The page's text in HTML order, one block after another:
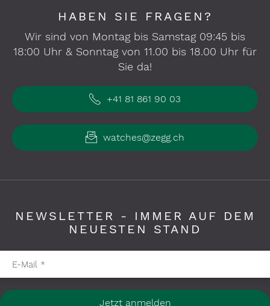
HABEN SIE FRAGEN?
Wir sind von Montag bis Samstag 09:45 bis
18:00 Uhr & Sonntag von 11.00 bis 18.00 Uhr für
Sie da!
+41 81 861 90 03
watches@zegg.ch
NEWSLETTER - IMMER AUF DEM
NEUESTEN STAND
Pflichtfelder bitte ausfüllen
E-Mail *
Jetzt anmelden